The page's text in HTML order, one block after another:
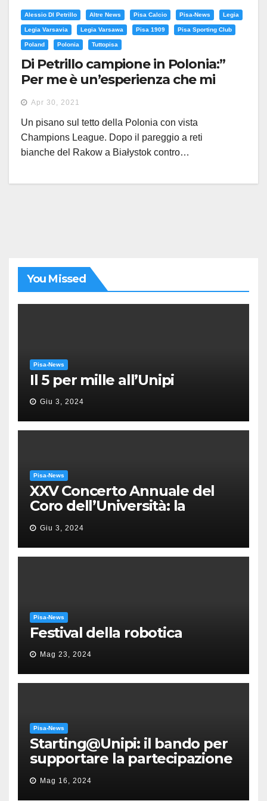
Alessio DI Petrillo Altre News Pisa Calcio Pisa-News Legia
Legia Varsavia Legia Varsawa Pisa 1909 Pisa Sporting Club
Poland Polonia Tuttopisa
Di Petrillo campione in Polonia:”
Per me è un’esperienza che mi
completa”
Apr 30, 2021
Un pisano sul tetto della Polonia con vista
Champions League. Dopo il pareggio a reti
bianche del Rakow a Białystok contro…
You Missed
Pisa-News
Il 5 per mille all’Unipi
Giu 3, 2024
Pisa-News
XXV Concerto Annuale del
Coro dell’Università: la
“Messa in gloria” di Giacomo
Puccini
Giu 3, 2024
Pisa-News
Festival della robotica
Mag 23, 2024
Pisa-News
Starting@Unipi: il bando per
supportare la partecipazione
all’ERC Starting Grant
Mag 16, 2024